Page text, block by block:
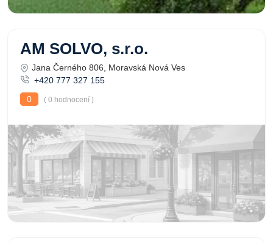
AM SOLVO, s.r.o.
Jana Černého 806, Moravská Nová Ves
+420 777 327 155
0
( 0 hodnocení )